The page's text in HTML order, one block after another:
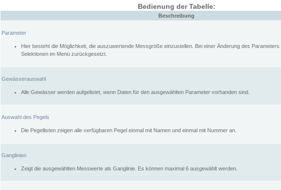
Bedienung der Tabelle:
Beschreibung
Parameter
Hier besteht die Möglichkeit, die auszuwertende Messgröße einzustellen. Bei einer Änderung des
Selektionen im Menü zurückgesetzt.
Gewässerauswahl
Alle Gewässer werden aufgelistet, wenn Daten für den ausgewählten Parameter vorhanden sind.
Auswahl des Pegels
Die Pegellisten zeigen alle verfügbaren Pegel einmal mit Namen und einmal mit Nummer an.
Ganglinien
Zeigt die ausgewählten Messwerte als Ganglinie. Es können maximal 6 ausgewählt werden.